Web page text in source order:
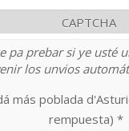
CAPTCHA
pa prebar si ye usté
los unvios
más poblada
rempuesta) *